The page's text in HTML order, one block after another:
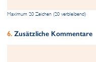
Maximum 20 Zeichen (20 verbleibend)
Zusätzliche Kommentare